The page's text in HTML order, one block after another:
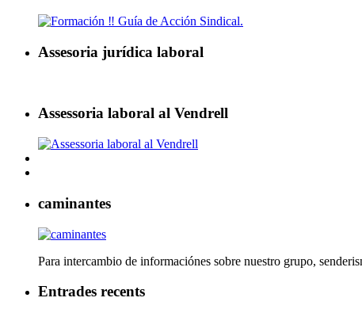
Assesoria jurídica laboral
Assessoria laboral al Vendrell
caminantes
Para intercambio de informaciónes sobre nuestro grupo,
Entrades recents